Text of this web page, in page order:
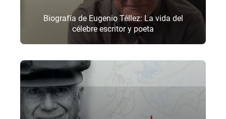
Biografía de Eugenio Téllez: La vida del
célebre escritor y poeta